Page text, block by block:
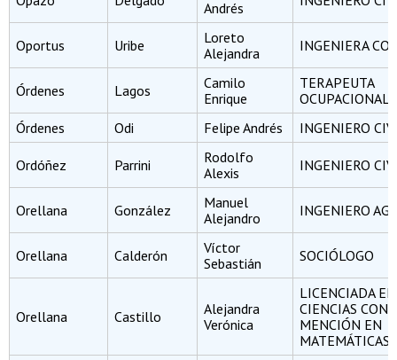
Andrés
Oportus Uribe
Loreto
Alejandra
INGENIERA
Órdenes Lagos
Camilo
Enrique
TERAPEUTA
OCUPACIONAL
Órdenes
Odi Felipe Andrés INGENIERO
Ordóñez Parrini
Rodolfo
Alexis
INGENIERO
Orellana González
Manuel
Alejandro
INGENIERO
Orellana Calderón
Víctor
Sebastián
SOCIÓLOGO
Orellana Castillo
Alejandra
Verónica
LICENCIADA EN
CIENCIAS CON
MENCIÓN EN
MATEMÁTICAS